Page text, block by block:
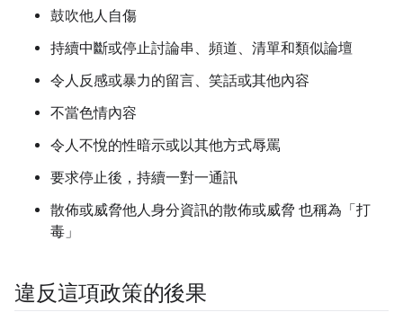
鼓吹他人自傷
持續中斷或停止討論串、頻道、清單和類似論壇
令人反感或暴力的留言、笑話或其他內容
不當色情內容
令人不悅的性暗示或以其他方式辱罵
要求停止後，持續一對一通訊
散佈或威脅他人身分資訊的散佈或威脅 也稱為「打
毒」
違反這項政策的後果